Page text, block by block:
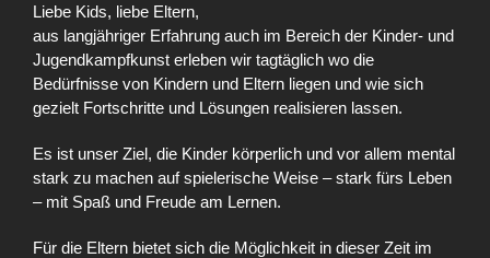
Liebe Kids, liebe Eltern,
aus langjähriger Erfahrung auch im Bereich der Kinder- und
Jugendkampfkunst erleben wir tagtäglich wo die
Bedürfnisse von Kindern und Eltern liegen und wie sich
gezielt Fortschritte und Lösungen realisieren lassen.
Es ist unser Ziel, die Kinder körperlich und vor allem mental
stark zu machen auf spielerische Weise – stark fürs Leben
– mit Spaß und Freude am Lernen.
Für die Eltern bietet sich die Möglichkeit in dieser Zeit im